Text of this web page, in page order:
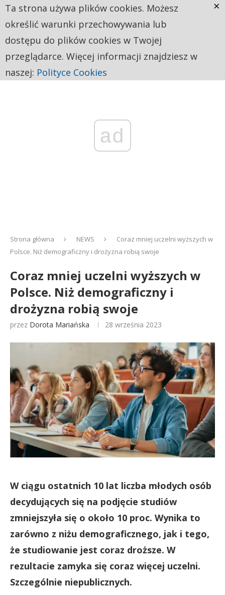
ad
Strona główna NEWS
Coraz mniej uczelni wyższych w
Polsce. Niż demograficzny i drożyzna robią swoje
Coraz mniej uczelni wyższych w
Polsce. Niż demograficzny i
drożyzna robią swoje
przez Dorota Mariańska 28 września 2023
W ciągu ostatnich 10 lat liczba młodych osób
decydujących się na podjęcie studiów
zmniejszyła się o około 10 proc. Wynika to
zarówno z niżu demograficznego, jak i tego,
że studiowanie jest coraz droższe. W
rezultacie zamyka się coraz więcej uczelni.
Szczególnie niepublicznych.
Ta strona używa plików cookies. Możesz
określić warunki przechowywania lub
dostępu do plików cookies w Twojej
przeglądarce. Więcej informacji znajdziesz w
naszej: Polityce Cookies
×